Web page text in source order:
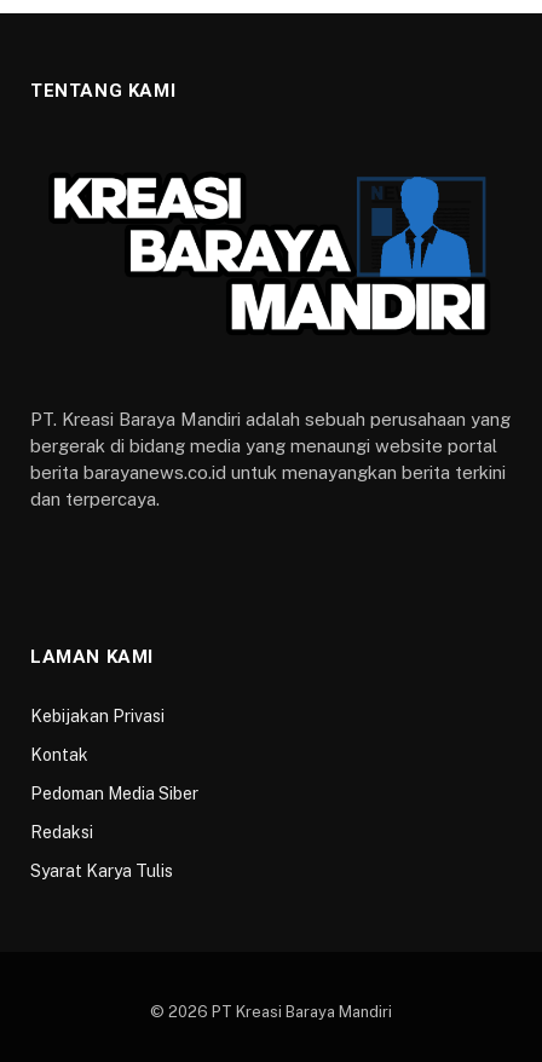
TENTANG KAMI
PT. Kreasi Baraya Mandiri adalah sebuah perusahaan yang
bergerak di bidang media yang menaungi website portal
berita barayanews.co.id untuk menayangkan berita terkini
dan terpercaya.
LAMAN KAMI
Kebijakan Privasi
Kontak
Pedoman Media Siber
Redaksi
Syarat Karya Tulis
© 2026 PT Kreasi Baraya Mandiri